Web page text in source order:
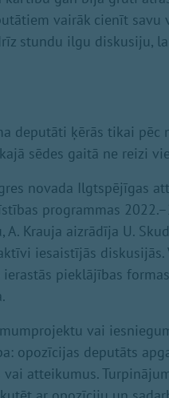
vairāk cienīt savu
stundu ilgu diskusiju,
deputāti ķērās tikai
sēdes gaitā ne reizi
novada Ilgtspējīgas
programmas
Krauja aizrādīja U.
iesaistījās
pieklājības
vai
opozīcijas deputāts
atteikumus.